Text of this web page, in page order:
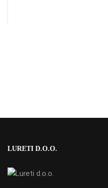
LURETI D.O.O.